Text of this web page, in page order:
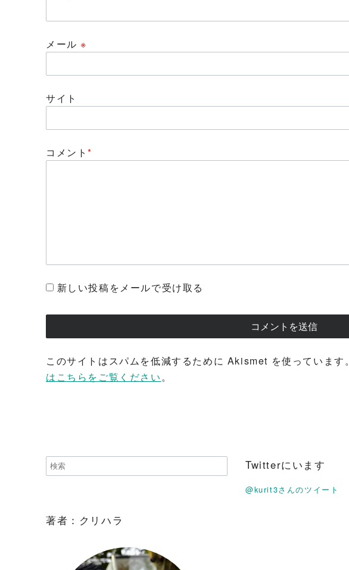
メール※
サイト
コメント*
新しい投稿をメールで受け取る
このサイトはスパムを低減するために Akismet を使っています。
はこちらをご覧ください。
著者：クリハラ
Twitterにいます
@kurit3さんのツイート